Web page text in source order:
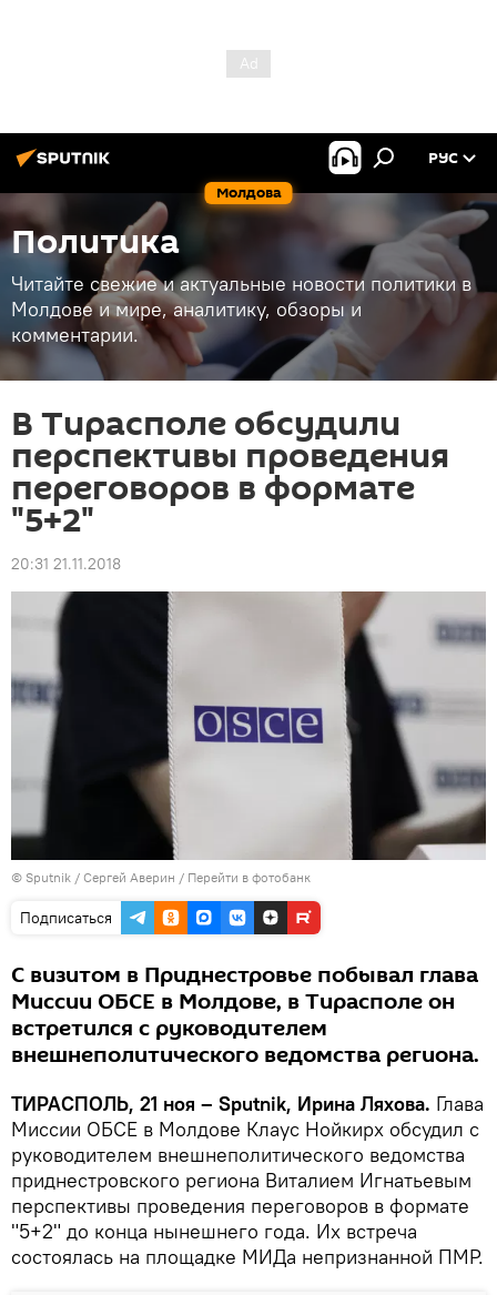
Молдова
РУС
Политика
Читайте свежие и актуальные новости политики в
Молдове и мире, аналитику, обзоры и
комментарии.
В Тирасполе обсудили
перспективы проведения
переговоров в формате
"5+2"
20:31 21.11.2018
© Sputnik / Сергей Аверин / Перейти в фотобанк
Подписаться
С визитом в Приднестровье побывал глава
Миссии ОБСЕ в Молдове, в Тирасполе он
встретился с руководителем
внешнеполитического ведомства региона.
ТИРАСПОЛЬ, 21 ноя – Sputnik, Ирина Ляхова. Глава
Миссии ОБСЕ в Молдове Клаус Нойкирх обсудил с
руководителем внешнеполитического ведомства
приднестровского региона Виталием Игнатьевым
перспективы проведения переговоров в формате
"5+2" до конца нынешнего года. Их встреча
состоялась на площадке МИДа непризнанной ПМР.